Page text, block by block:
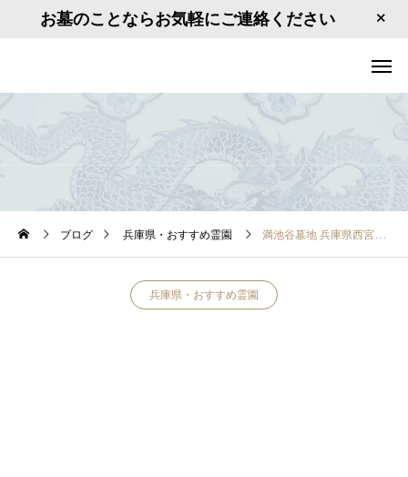
お墓のことならお気軽にご連絡ください
ブログ 兵庫県・おすすめ霊園 満池谷墓地 兵庫県西宮市奥畑7
兵庫県・おすすめ霊園